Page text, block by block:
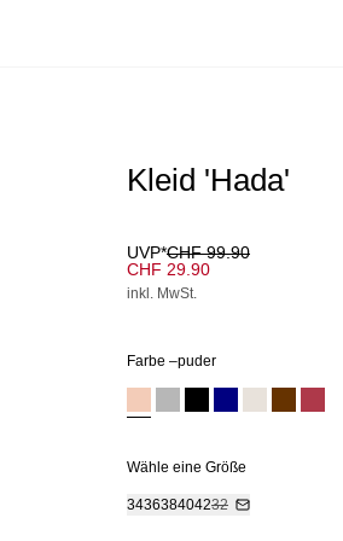
Kleid 'Hada'
UVP*CHF 99.90
CHF 29.90
inkl. MwSt.
Farbe –puder
Wähle eine Größe
343638404232